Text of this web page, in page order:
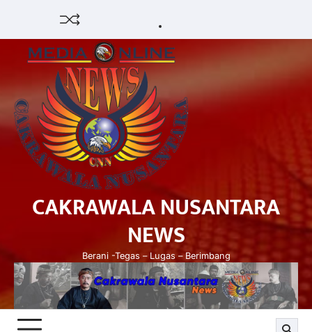
content
CAKRAWALA NUSANTARA
NEWS
Berani -Tegas – Lugas – Berimbang